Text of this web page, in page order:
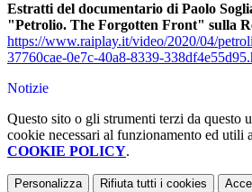
Estratti del documentario di Paolo
"Petrolio. The Forgotten Front" sulla
https://www.raiplay.it/video/2020/04/
37760cae-0e7c-40a8-8339-
Notizie
Questo sito o gli strumenti terzi da questo
cookie necessari al funzionamento ed utili
COOKIE POLICY.
Personalizza Rifiuta tutti i cookies